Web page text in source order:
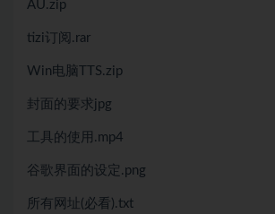
AU.zip
tizi订阅.rar
Win电脑TTS.zip
封面的要求jpg
工具的使用.mp4
谷歌界面的设定.png
所有网址(必看).txt